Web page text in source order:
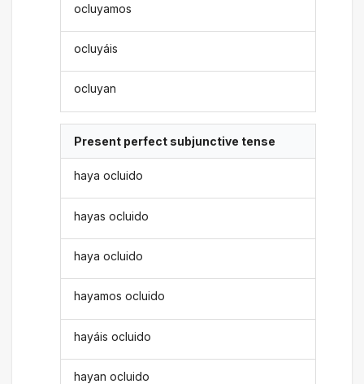
ocluyamos
ocluyáis
ocluyan
Present perfect subjunctive tense
haya ocluido
hayas ocluido
haya ocluido
hayamos ocluido
hayáis ocluido
hayan ocluido